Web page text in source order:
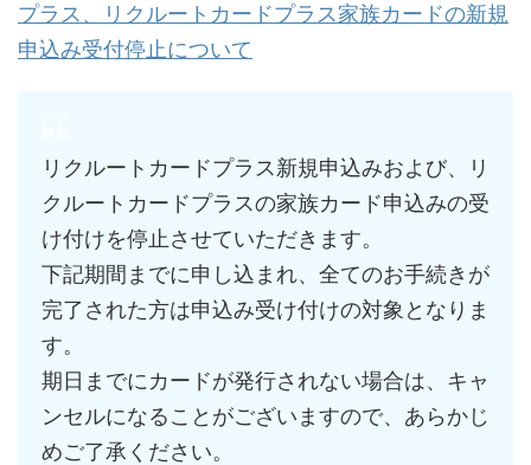
プラス、リクルートカードプラス家族カードの新規
申込み受付停止について
リクルートカードプラス新規申込みおよび、リ
クルートカードプラスの家族カード申込みの受
け付けを停止させていただきます。
下記期間までに申し込まれ、全てのお手続きが
完了された方は申込み受け付けの対象となりま
す。
期日までにカードが発行されない場合は、キャ
ンセルになることがございますので、あらかじ
めご了承ください。